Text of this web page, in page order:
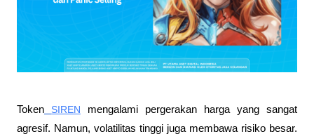
Token SIREN mengalami pergerakan harga yang sangat
agresif. Namun, volatilitas tinggi juga membawa risiko besar.